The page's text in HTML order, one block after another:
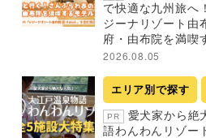
で快適な九州旅へ
ジーナリゾート由
府・由布院を満喫
2026.08.05
エリア別で探す
PR
愛犬家から絶
語わんわんリゾー